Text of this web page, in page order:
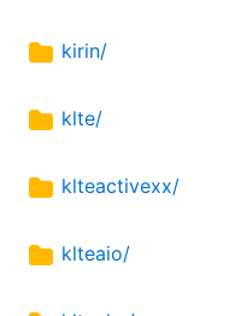
kirin/
klte/
klteactivexx/
klteaio/